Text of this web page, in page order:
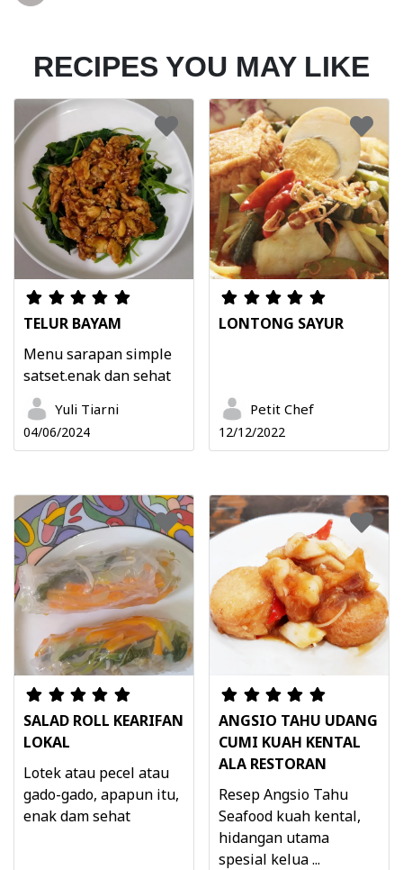
RECIPES YOU MAY LIKE
TELUR BAYAM
Menu sarapan simple
satset.enak dan sehat
Yuli Tiarni
04/06/2024
LONTONG SAYUR
Petit Chef
12/12/2022
SALAD ROLL KEARIFAN
LOKAL
Lotek atau pecel atau
gado-gado, apapun itu,
enak dam sehat
ANGSIO TAHU UDANG
CUMI KUAH KENTAL
ALA RESTORAN
Resep Angsio Tahu
Seafood kuah kental,
hidangan utama
spesial kelua ...